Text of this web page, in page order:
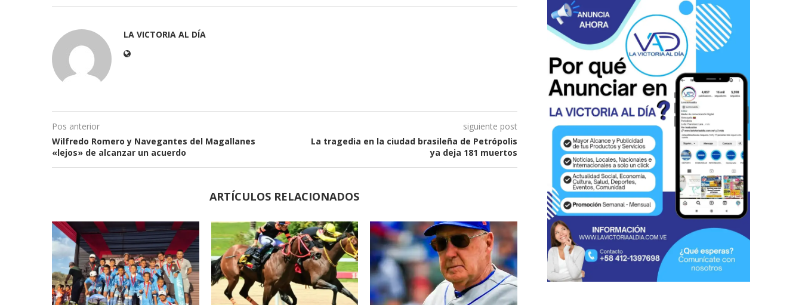
LA VICTORIA AL DÍA
Pos anterior
Wilfredo Romero y Navegantes del Magallanes
«lejos» de alcanzar un acuerdo
siguiente post
La tragedia en la ciudad brasileña de Petrópolis
ya deja 181 muertos
ARTÍCULOS RELACIONADOS